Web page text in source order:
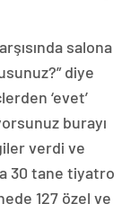
salona
diye
‘evet’
burayı
verdi ve
30 tane tiyatro
127 özel ve